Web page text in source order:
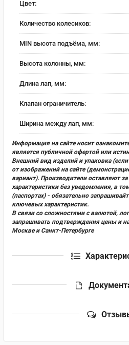
Цвет:
Количество колесиков:
MIN высота подъёма, мм:
Высота колонны, мм:
Длина лап, мм:
Клапан ограничитель:
Ширина между лап, мм:
Информация на сайте носит
является публичной офертой или
Внешний вид изделий и упаковка (если
от изображений на сайте
вариант). Производители оставляют
характеристики без уведомления, в
(паспортах) - обязательно
ключевых характеристик.
В связи со сложностями с валютой,
запрашивать подтверждения цены и
Москве и Санкт-Петербурге